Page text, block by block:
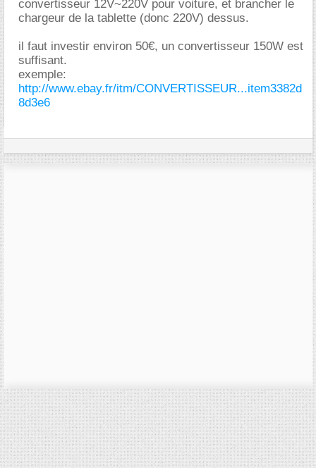
convertisseur 12V~220V pour voiture, et brancher le
chargeur de la tablette (donc 220V) dessus.
il faut investir environ 50€, un convertisseur 150W est
suffisant.
exemple:
http://www.ebay.fr/itm/CONVERTISSEUR...item3382d
8d3e6